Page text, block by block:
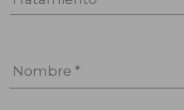
Nombre *